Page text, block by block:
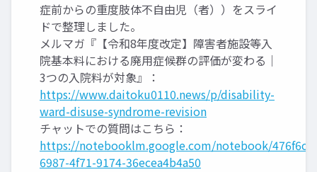
症前からの重度肢体不自由児（者））をスライ
ドで整理しました。
メルマガ『【令和8年度改定】障害者施設等入
院基本料における廃用症候群の評価が変わる｜
3つの入院料が対象』：
https://www.daitoku0110.news/p/disability-
ward-disuse-syndrome-revision
チャットでの質問はこちら：
https://notebooklm.google.com/notebook/
6987-4f71-9174-36ecea4b4a50